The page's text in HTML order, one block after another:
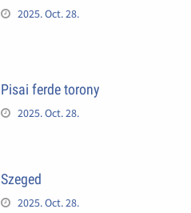
2025. Oct. 28.
Pisai ferde torony
2025. Oct. 28.
Szeged
2025. Oct. 28.